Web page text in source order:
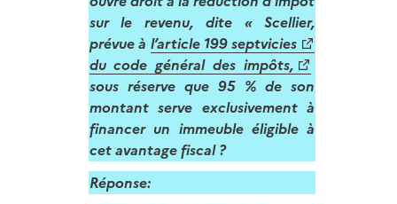
sur le revenu, dite « Scellier,
prévue à l’article 199 septvicies
du code général des impôts,
sous réserve que 95 % de son
montant serve exclusivement à
financer un immeuble éligible à
cet avantage fiscal ?
Réponse: